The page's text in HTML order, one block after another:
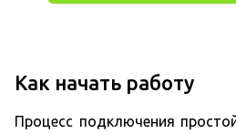
Как начать работу
Процесс подключения